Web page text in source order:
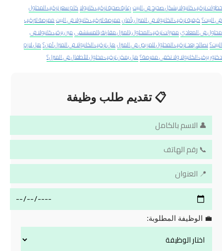
خطوات تركيب كانيولا بشكل صحيح في البيت رعاية صحية تركيب كانيولاكام سعر تركيب المحلول
في البيت؟كيفية تركيب الكانيولا في المنزل بأمانممرضة لتركيب كانيولا في البيتممرضة لتركيب
محلول في المعاديمميزات تركيب المحلول بالمنزل مقارنة بالمستشفىمين يركب كانيولا في
البيت؟نصائح بعد تركيب المحلول للمريض في المنزلهل تركيب الكانيولا في المنزل آمن؟هل لازم
دكتور يركب الكانيولا ولا تكفي ممرضة؟هل يمكن تركيب محلول للأطفال في المنزل؟
📋 تقديم طلب وظيفة
💼 الوظيفة المطلوبة: